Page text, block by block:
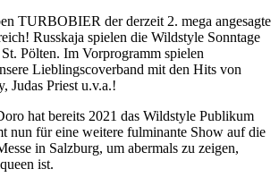
TURBOBIER der derzeit 2. mega angesagte
Russkaja spielen die Wildstyle Sonntage
Pölten. Im Vorprogramm spielen
Lieblingscoverband mit den Hits von
Judas Priest u.v.a.!
hat bereits 2021 das Wildstyle Publikum
nun für eine weitere fulminante Show auf die
in Salzburg, um abermals zu zeigen,
ist.